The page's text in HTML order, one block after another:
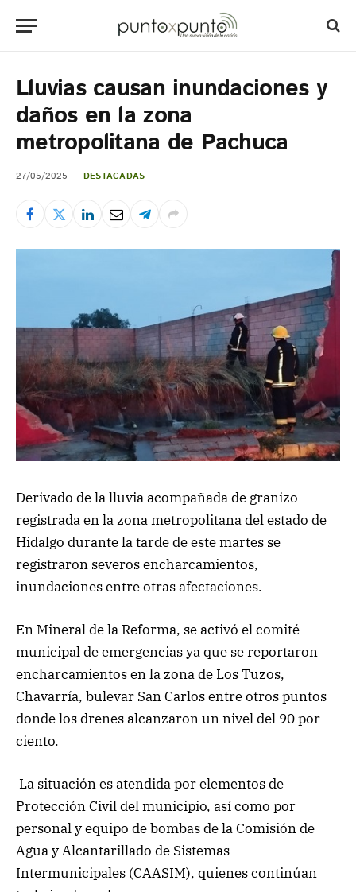
Lluvias causan inundaciones y
daños en la zona
metropolitana de Pachuca
27/05/2025 DESTACADAS
Derivado de la lluvia acompañada de granizo
registrada en la zona metropolitana del estado de
Hidalgo durante la tarde de este martes se
registraron severos encharcamientos,
inundaciones entre otras afectaciones.
En Mineral de la Reforma, se activó el comité
municipal de emergencias ya que se reportaron
encharcamientos en la zona de Los Tuzos,
Chavarría, bulevar San Carlos entre otros puntos
donde los drenes alcanzaron un nivel del 90 por
ciento.
La situación es atendida por elementos de
Protección Civil del municipio, así como por
personal y equipo de bombas de la Comisión de
Agua y Alcantarillado de Sistemas
Intermunicipales (CAASIM), quienes continúan